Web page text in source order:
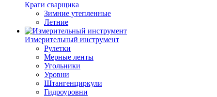
Краги сварщика
Зимние утепленные
Летние
Измерительный инструмент
Рулетки
Мерные ленты
Угольники
Уровни
Штангенциркули
Гидроуровни